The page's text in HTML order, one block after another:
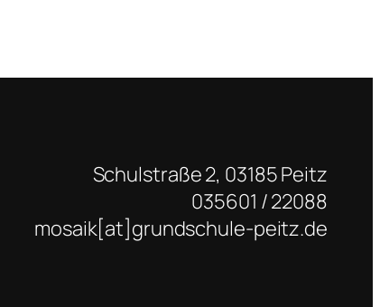
Schulstraße 2, 03185 Peitz
035601 / 22088
mosaik[at]grundschule-peitz.de